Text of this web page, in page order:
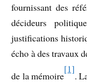
fournissant des
décideurs
justifications
écho à des travaux
de la mémoire
[1]
.